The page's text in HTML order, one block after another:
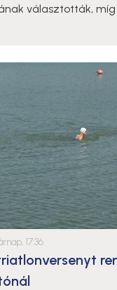
választották,
17:36